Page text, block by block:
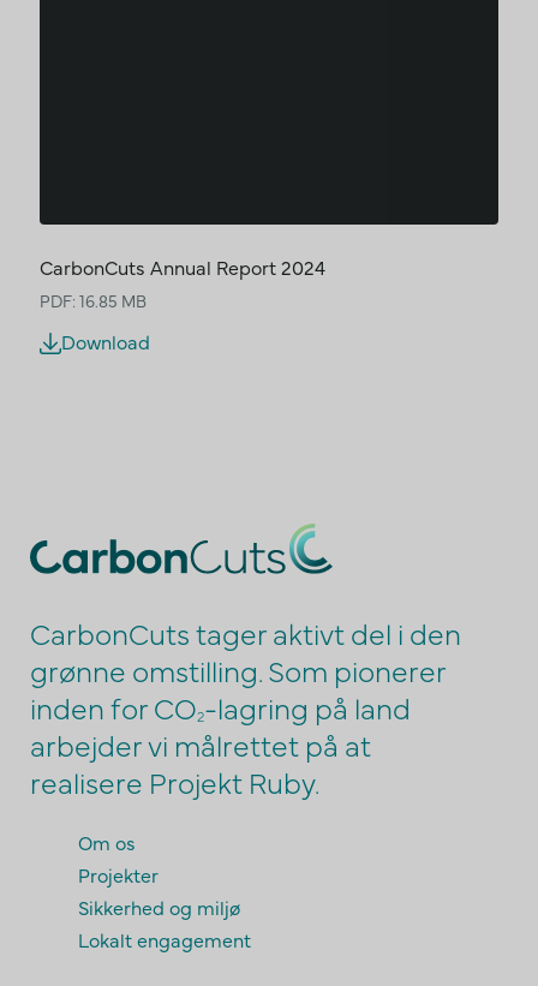
CarbonCuts Annual Report 2024
PDF: 16.85 MB
Download
CarbonCuts tager aktivt del i den
grønne omstilling. Som pionerer
inden for CO2-lagring på land
arbejder vi målrettet på at
realisere Projekt Ruby.
Om os
Projekter
Sikkerhed og miljø
Lokalt engagement